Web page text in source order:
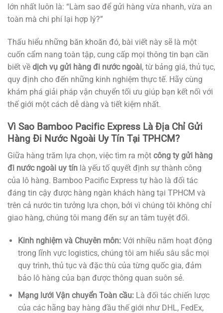
lớn nhất luôn là: “Làm sao để gửi hàng vừa nhanh, vừa an
toàn mà chi phí lại hợp lý?”
Thấu hiểu những băn khoăn đó, bài viết này sẽ là một
cuốn cẩm nang toàn tập, cung cấp mọi thông tin bạn cần
biết về dịch vụ gửi hàng đi nước ngoài, từ bảng giá, thủ tục,
quy định cho đến những kinh nghiệm thực tế. Hãy cùng
khám phá giải pháp vận chuyển tối ưu giúp bạn kết nối với
thế giới một cách dễ dàng và tiết kiệm nhất.
Vì Sao Bamboo Pacific Express Là Địa Chỉ Gửi
Hàng Đi Nước Ngoài Uy Tín Tại TPHCM?
Giữa hàng trăm lựa chọn, việc tìm ra một công ty gửi hàng
đi nước ngoài uy tín là yếu tố quyết định sự thành công
của lô hàng. Bamboo Pacific Express tự hào là đối tác
đáng tin cậy được hàng ngàn khách hàng tại TPHCM và
trên cả nước tin tưởng lựa chọn, bởi vì chúng tôi không chỉ
giao hàng, chúng tôi mang đến sự an tâm tuyệt đối.
Kinh nghiệm và Chuyên môn:Với nhiều năm hoạt động
trong lĩnh vực logistics, chúng tôi am hiểu sâu sắc mọi
quy trình, thủ tục và đặc thù của từng quốc gia, đảm
bảo lô hàng của bạn được thông quan suôn sẻ.
Mạng lưới Vận chuyển Toàn cầu:Là đối tác chiến lược
của các hãng bay hàng đầu thế giới như DHL, FedEx,